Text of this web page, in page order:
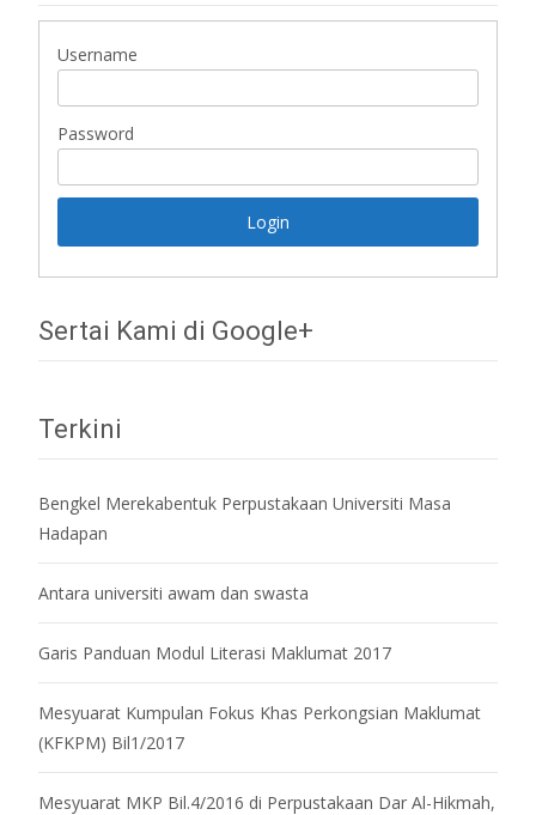
Username
Password
Sertai Kami di Google+
Terkini
Bengkel Merekabentuk Perpustakaan Universiti Masa
Hadapan
Antara universiti awam dan swasta
Garis Panduan Modul Literasi Maklumat 2017
Mesyuarat Kumpulan Fokus Khas Perkongsian Maklumat
(KFKPM) Bil1/2017
Mesyuarat MKP Bil.4/2016 di Perpustakaan Dar Al-Hikmah,